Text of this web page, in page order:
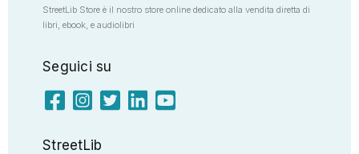
StreetLib Store è il nostro store online dedicato alla vendita diretta di
libri, ebook, e audiolibri
Seguici su
StreetLib